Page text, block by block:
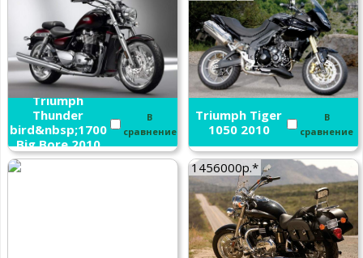
Triumph
Thunder
bird&nbsp;1700
Big Bore 2010
В
сравнение
Triumph Tiger
1050 2010
В
сравнение
1456000р.*